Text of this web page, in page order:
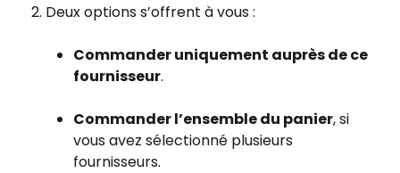
Deux options s’offrent à vous :
Commander uniquement auprès de ce
fournisseur.
Commander l’ensemble du panier, si
vous avez sélectionné plusieurs
fournisseurs.